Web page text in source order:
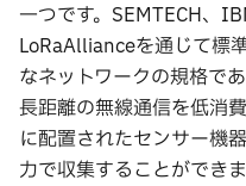
一つです。SEMTECH、
LoRaAllianceを通じて標
なネットワークの規格で
長距離の無線通信を低消
に配置されたセンサー機
力で収集することができ